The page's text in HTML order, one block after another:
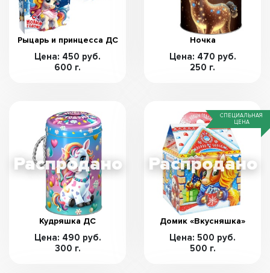
Рыцарь и принцесса ДС
Цена: 450 руб.
600 г.
Ночка
Цена: 470 руб.
250 г.
Кудряшка ДС
Цена: 490 руб.
300 г.
СПЕЦИАЛЬНАЯ
ЦЕНА
Домик «Вкусняшка»
Цена: 500 руб.
500 г.